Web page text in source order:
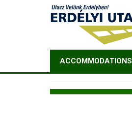
ACCOMMODATIONS